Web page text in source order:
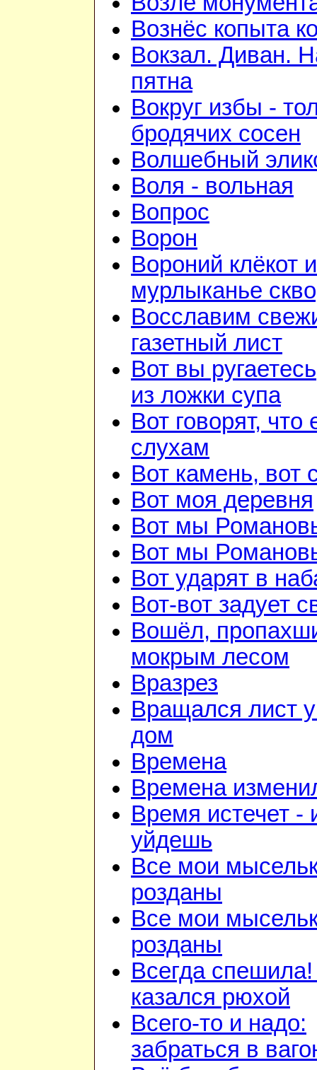
Вознёс копыта
Вокзал. Диван.
пятна
Вокруг избы -
бродячих сосен
Волшебный
Воля - вольная
Вопрос
Ворон
Вороний клёкот и
мурлыканье
Восславим
газетный лист
Вот вы
из ложки супа
Вот говорят, что
слухам
Вот камень, вот
Вот моя деревня
Вот мы
Вот мы
Вот ударят в
Вот-вот задует
Вошёл,
мокрым лесом
Вразрез
Вращался лист
дом
Времена
Времена
Время истечет -
уйдешь
Все мои
розданы
Все мои
розданы
Всегда
казался рюхой
Всего-то и надо:
забраться в